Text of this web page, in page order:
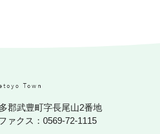
郡武豊町字長尾山2番地
ァクス：0569-72-1115